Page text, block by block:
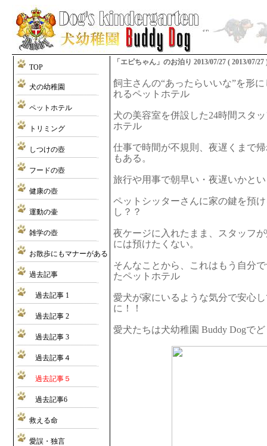
TOP
犬の幼稚園
ペットホテル
トリミング
しつけの壺
フードの壺
健康の壺
運動の壷
雑学の壺
お散歩にもマナーがある
過去記事
過去記事 1
過去記事 2
過去記事 3
過去記事４
過去記事５
過去記事6
救える命
愛誤・独言
「エピちゃん」のお泊り 2013/07/27 ( 2013/07/27
飼主さんの“あったらいいな”を形
れるペットホテル
犬の美容室を併設した24時間スタ
ホテル
仕事で時間が不規則、夜遅くまで
もある。
旅行や用事で朝早い・夜遅いかと
ペットシッターさんに家の鍵を預
し？？
夜ケージに入れたまま、スタッフ
には預けたくない。
そんなことから、これはもう自分
たペットホテル
愛犬が家にいるような気分で安心
に！！
愛犬たちは犬幼稚園 Buddy Dogで